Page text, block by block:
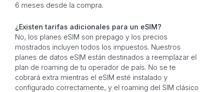
6 meses desde la compra.
¿Existen tarifas adicionales para un eSIM?
No, los planes eSIM son prepago y los precios
mostrados incluyen todos los impuestos. Nuestros
planes de datos eSIM están destinados a reemplazar el
plan de roaming de tu operador de país. No se te
cobrará extra mientras el eSIM esté instalado y
configurado correctamente, y el roaming del SIM clásico